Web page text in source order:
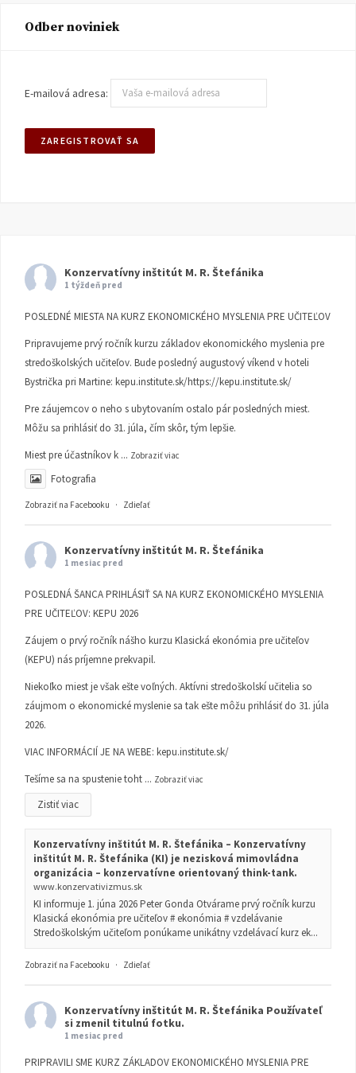
Odber noviniek
E-mailová adresa:
Konzervatívny inštitút M. R. Štefánika
1 týždeň pred
POSLEDNÉ MIESTA NA KURZ EKONOMICKÉHO MYSLENIA PRE UČITEĽOV
Pripravujeme prvý ročník kurzu základov ekonomického myslenia pre
stredoškolských učiteľov. Bude posledný augustový víkend v hoteli
Bystrička pri Martine: kepu.institute.sk/https://kepu.institute.sk/
Pre záujemcov o neho s ubytovaním ostalo pár posledných miest.
Môžu sa prihlásiť do 31. júla, čím skôr, tým lepšie.
Miest pre účastníkov k ... Zobraziť viac
Fotografia
Zobraziť na Facebooku · Zdieľať
Konzervatívny inštitút M. R. Štefánika
1 mesiac pred
POSLEDNÁ ŠANCA PRIHLÁSIŤ SA NA KURZ EKONOMICKÉHO MYSLENIA
PRE UČITEĽOV: KEPU 2026
Záujem o prvý ročník nášho kurzu Klasická ekonómia pre učiteľov
(KEPU) nás príjemne prekvapil.
Niekoľko miest je však ešte voľných. Aktívni stredoškolskí učitelia so
záujmom o ekonomické myslenie sa tak ešte môžu prihlásiť do 31. júla
2026.
VIAC INFORMÁCIÍ JE NA WEBE: kepu.institute.sk/
Tešíme sa na spustenie toht ... Zobraziť viac
Zistiť viac
Konzervatívny inštitút M. R. Štefánika – Konzervatívny
inštitút M. R. Štefánika (KI) je nezisková mimovládna
organizácia – konzervatívne orientovaný think-tank.
www.konzervativizmus.sk
KI informuje 1. júna 2026 Peter Gonda Otvárame prvý ročník kurzu
Klasická ekonómia pre učiteľov # ekonómia # vzdelávanie
Stredoškolským učiteľom ponúkame unikátny vzdelávací kurz ek...
Zobraziť na Facebooku · Zdieľať
Konzervatívny inštitút M. R. Štefánika Používateľ
si zmenil titulnú fotku.
1 mesiac pred
PRIPRAVILI SME KURZ ZÁKLADOV EKONOMICKÉHO MYSLENIA PRE